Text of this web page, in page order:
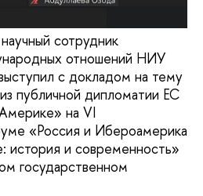
сотрудник
отношений НИУ
с докладом на тему
публичной дипломатии ЕС
на VI
«Россия и Ибероамерика
история и современность»
государственном